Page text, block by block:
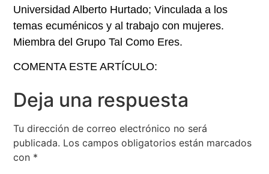
Universidad Alberto Hurtado; Vinculada a los
temas ecuménicos y al trabajo con mujeres.
Miembra del Grupo Tal Como Eres.
COMENTA ESTE ARTÍCULO:
Deja una respuesta
Tu dirección de correo electrónico no será
publicada. Los campos obligatorios están marcados
con *